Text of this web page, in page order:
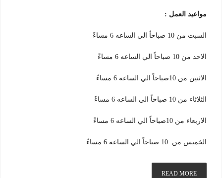
مواعيد العمل :
السبت من 10 صباحاً الي الساعه 6 مساءً
الاحد من 10 صباحاً الي الساعه 6 مساءً
الاثنين من 10صباحاً الي الساعه 6 مساءً
الثلاثاء من 10 صباحاً الي الساعه 6 مساءً
الاربعاء من 10صباحاً الي الساعه 6 مساءً
الخميس من 10 صباحاً الي الساعه 6 مساءً
READ MORE